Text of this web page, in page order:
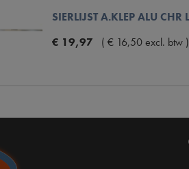
SIERLIJST A.KLEP ALU CHR
€ 19,97 ( € 16,50excl. btw )